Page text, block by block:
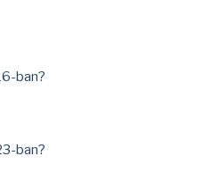
ban?
ban?